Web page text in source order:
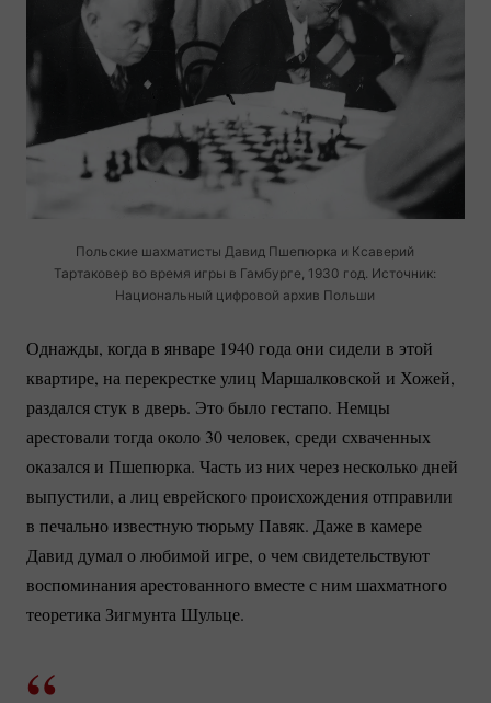
Польские шахматисты Давид Пшепюрка и Ксаверий
Тартаковер во время игры в Гамбурге, 1930 год. Источник:
Национальный цифровой архив Польши
Однажды, когда в январе 1940 года они сидели в этой
квартире, на перекрестке улиц Маршалковской и Хожей,
раздался стук в дверь. Это было гестапо. Немцы
арестовали тогда около 30 человек, среди схваченных
оказался и Пшепюрка. Часть из них через несколько дней
выпустили, а лиц еврейского происхождения отправили
в печально известную тюрьму Павяк. Даже в камере
Давид думал о любимой игре, о чем свидетельствуют
воспоминания арестованного вместе с ним шахматного
теоретика Зигмунта Шульце.